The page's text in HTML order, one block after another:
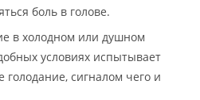
боль в голове.
в холодном или душном
условиях испытывает
голодание, сигналом чего и